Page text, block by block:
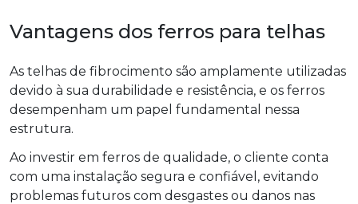
Vantagens dos ferros para telhas
As telhas de fibrocimento são amplamente utilizadas
devido à sua durabilidade e resistência, e os ferros
desempenham um papel fundamental nessa
estrutura.
Ao investir em ferros de qualidade, o cliente conta
com uma instalação segura e confiável, evitando
problemas futuros com desgastes ou danos nas